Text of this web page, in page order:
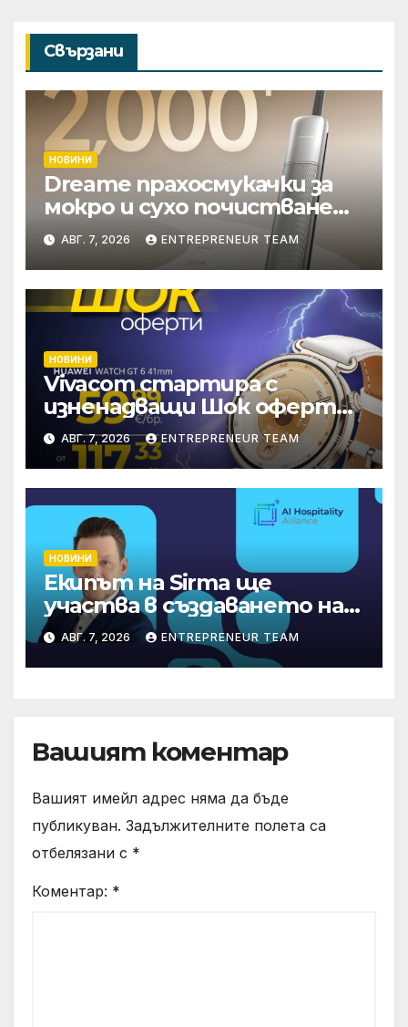
Свързани
НОВИНИ
Dreame прахосмукачки за
мокро и сухо почистване
надхвърлиха 2 000
патентни заявки в
световен мащаб
АВГ. 7, 2026 ENTREPRENEUR TEAM
НОВИНИ
Vivacom стартира с
изненадващи Шок оферти
през август онлайн
АВГ. 7, 2026 ENTREPRENEUR TEAM
НОВИНИ
Екипът на Sirma ще
участва в създаването на
международните
стандарти за навлизане на
изкуствен интелект в
АВГ. 7, 2026 ENTREPRENEUR TEAM
Вашият коментар
Вашият имейл адрес няма да бъде
публикуван. Задължителните полета са
отбелязани с *
Коментар: *